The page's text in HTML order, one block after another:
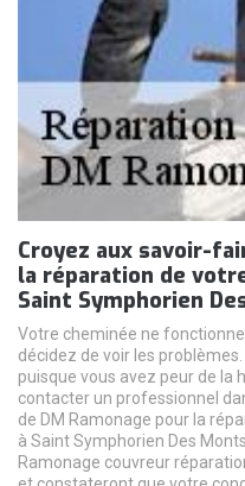
Croyez aux savoir-
la réparation de
Saint Symphorien
Votre cheminée ne
décidez de voir les
puisque vous avez peur de la
contacter un professionnel
de DM Ramonage pour la
à Saint Symphorien Des
Ramonage couvreur